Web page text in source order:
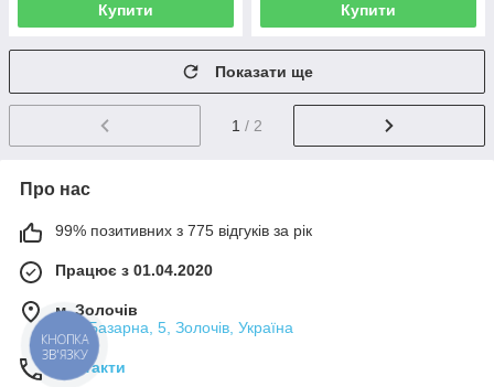
Купити Купити
Показати ще
1 / 2
Про нас
99% позитивних з 775 відгуків за рік
Працює з 01.04.2020
м. Золочів
вул. Базарна, 5, Золочів, Україна
Контакти
КНОПКА
ЗВ'ЯЗКУ